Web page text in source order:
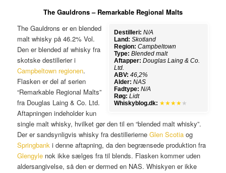
The Gauldrons – Remarkable Regional Malts
Destilleri: N/A
Land: Skotland
Region: Campbeltown
Type: Blended malt
Aftapper: Douglas Laing & Co.
Ltd.
ABV: 46,2%
Alder: NAS
Fadtype: N/A
Røg: Lidt
Whiskyblog.dk: ★★★★ ★
The Gauldrons er en blended
malt whisky på 46.2% Vol.
Den er blended af whisky fra
skotske destillerier i
Campbeltown regionen.
Flasken er del af serien
“Remarkable Regional Malts”
fra Douglas Laing & Co. Ltd.
Aftapningen indeholder kun
single malt whisky, hvilket gør den til en “blended malt whisky”.
Der er sandsynligvis whisky fra destillerierneGlen Scotia og
Springbank i denne aftapning, da den begrænsede produktion fra
Glengyle nok ikke sælges fra til blends. Flasken kommer uden
aldersangivelse, så den er dermed en NAS. Whiskyen er ikke